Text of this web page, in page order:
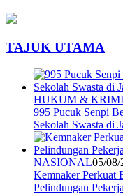
TAJUK UTAMA
HUKUM &
995 Pucuk Senpi
Sekolah Swasta di
NASIONAL05/08/
Kemnaker Perkuat
Pelindungan Pekerja